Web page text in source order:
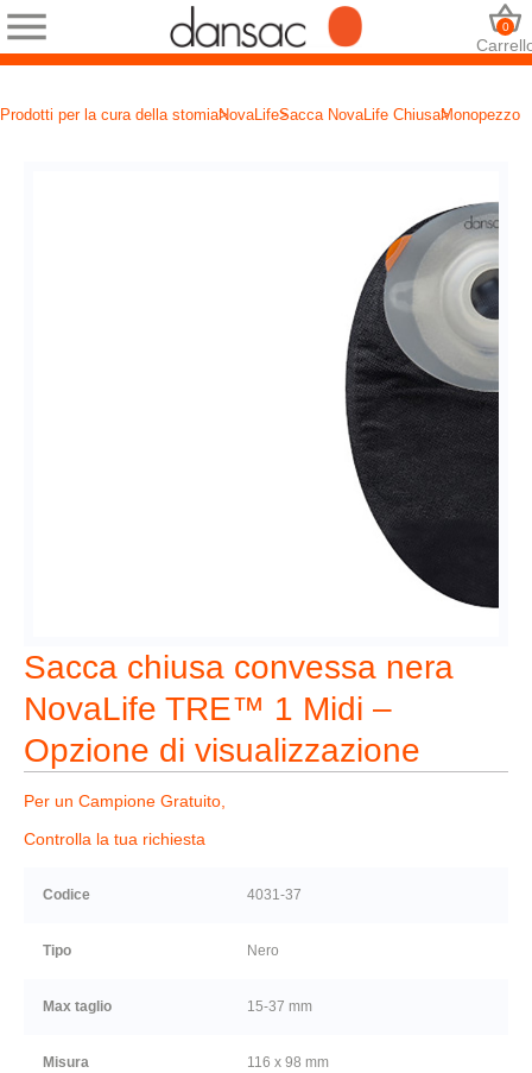
0
Prodotti per la cura della stomiaNovaLifeSacca NovaLife ChiusaMonopezzo
Sacca chiusa convessa nera
NovaLife TRE™ 1 Midi –
Opzione di visualizzazione
Per un Campione Gratuito,
Controlla la tua richiesta
Codice 4031-37
Tipo Nero
Max taglio 15-37 mm
Misura 116 x 98 mm